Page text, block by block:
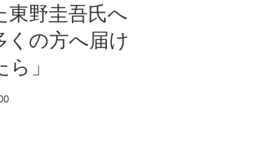
東野圭吾氏へ
くの方へ届け
」